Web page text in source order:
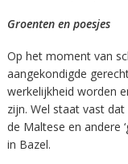
Groenten en poesjes
Op het moment van
aangekondigde
werkelijkheid worden
zijn. Wel staat vast
de Maltese en andere
in Bazel.